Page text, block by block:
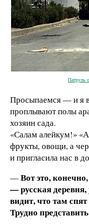
Патруль
Просыпаемся — и я
проплывают полы
хозяин сада.
«Салам алейкум!»
фрукты, овощи, а
и пригласила нас в
—Вот это,
— русская
видит, что там
Трудно